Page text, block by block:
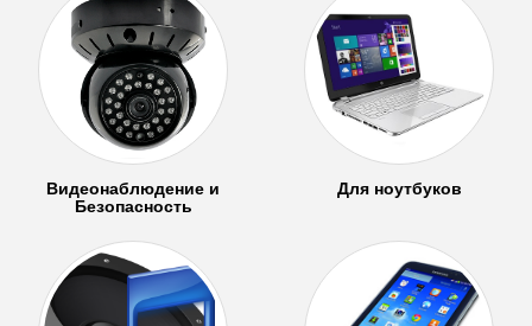
Видеонаблюдение и
Безопасность
Для ноутбуков